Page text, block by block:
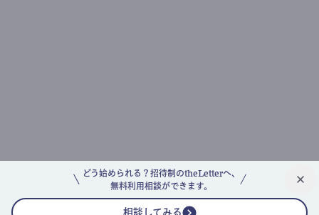
どう始められる？招待制のtheLetterへ、
無料利用相談ができます。
相談してみる